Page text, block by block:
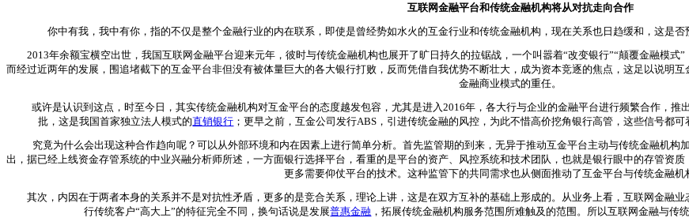
互联网金融平台和传统金融机构将从对抗走向合作
你中有我，我中有你，指的不仅是整个金融行业的内在联系，即使是曾经势如水火的互金行业和传统金融机构，现在关系也日趋缓和，这是否
2013年余额宝横空出世，我国互联网金融平台迎来元年，彼时与传统金融机构也展开了旷日持久的拉锯战，一个叫嚣着“改变银行”“颠覆金融模式
而经过近两年的发展，围追堵截下的互金平台非但没有被体量巨大的各大银行打败，反而凭借自我优势不断壮大，成为资本竞逐的焦点，这足以说明
金融商业模式的重任。
或许是认识到这点，时至今日，其实传统金融机构对互金平台的态度越发包容，尤其是进入2016年，各大行与企业的金融平台进行频繁合作，推
批，这是我国首家独立法人模式的直销银行 ；更早之前，互金公司发行ABS，引进传统金融的风控，为此不惜高价挖角银行高管，这些信号都
究竟为什么会出现这种合作趋向呢？可以从外部环境和内在因素上进行简单分析。首先监管期的到来，无异于推动互金平台主动与传统金融机构
出，据已经上线资金存管系统的中业兴融分析师所述，一方面银行选择平台，看重的是平台的资产、风控系统和技术团队，也就是银行眼中的存管资
更多需要仰仗平台的技术。这种监管下的共同需求也从侧面推动了互金平台与传统金融机
其次，内因在于两者本身的关系并不是对抗性矛盾，更多的是竞合关系，理论上讲，这是在双方互补的基础上形成的。从业务上看，互联网金融
行传统客户“高大上”的特征完全不同，换句话说是发展普惠金融 ，拓展传统金融机构服务范围所难触及的范围。所以互联网金融与传